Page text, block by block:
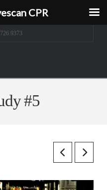
#5
CPR